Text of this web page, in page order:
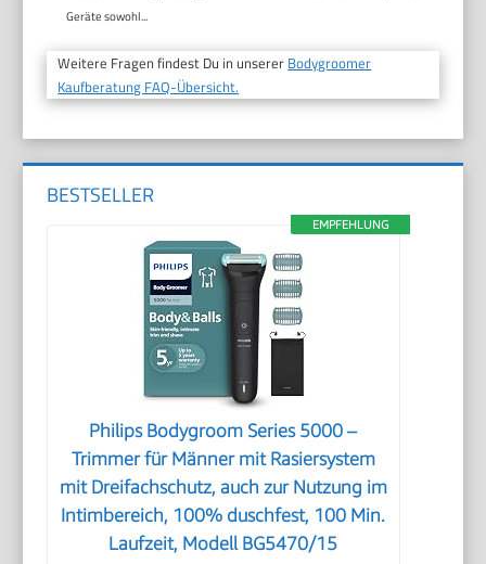
Geräte sowohl...
Weitere Fragen findest Du in unserer Bodygroomer
Kaufberatung FAQ-Übersicht.
BESTSELLER
EMPFEHLUNG
Philips Bodygroom Series 5000 –
Trimmer für Männer mit Rasiersystem
mit Dreifachschutz, auch zur Nutzung im
Intimbereich, 100% duschfest, 100 Min.
Laufzeit, Modell BG5470/15